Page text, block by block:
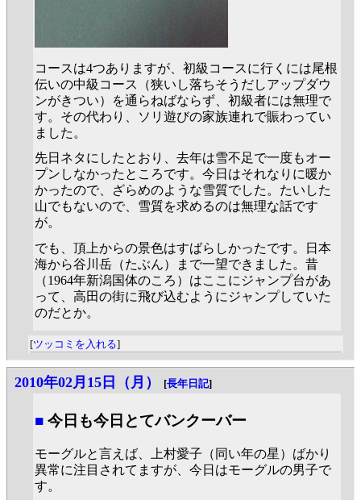
コースは4つありますが、初級コースに行くには尾根
伝いの中級コース（狭いし落ちそうだしアップダウ
ンがきつい）を通らねばならず、初級者には無理で
す。その代わり、ソリ遊びの家族連れで賑わってい
ました。
先日ネタにしたとおり、去年は雪不足で一度もオー
プンしなかったところです。今日はそれなりに暖か
かったので、ざらめのような雪質でした。たいした
山でもないので、雪質を求めるのは無理な話です
が。
でも、頂上からの景色はすばらしかったです。日本
海から谷川岳（たぶん）まで一望できました。昔
（1964年新潟国体のころ）はここにジャンプ台があ
って、高田の街に飛び込むようにジャンプしていた
のだとか。
[ツッコミを入れる]
2010年02月15日（月） [長年日記]
■ 今日も今日とてバンクーバー
モーグルと言えば、上村愛子（同い年の星）ばかり
異常に注目されてますが、今日はモーグルの男子で
す。